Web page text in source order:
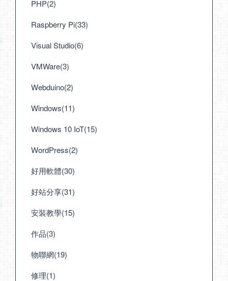
PHP(2)
Raspberry Pi(33)
Visual Studio(6)
VMWare(3)
Webduino(2)
Windows(11)
Windows 10 IoT(15)
WordPress(2)
好用軟體(30)
好站分享(31)
安裝教學(15)
作品(3)
物聯網(19)
修理(1)